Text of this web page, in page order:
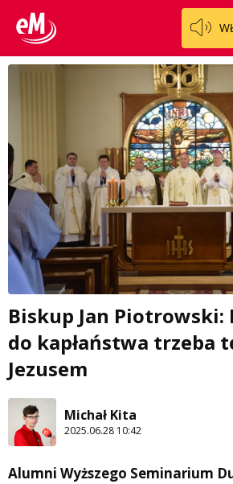
Biskup Jan Piotrowski:
do kapłaństwa trzeba
Jezusem
Michał Kita
2025.06.28 10:42
Alumni Wyższego Seminarium